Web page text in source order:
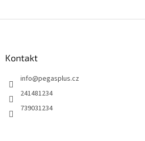
Kontakt
info@pegasplus.cz
241481234
739031234